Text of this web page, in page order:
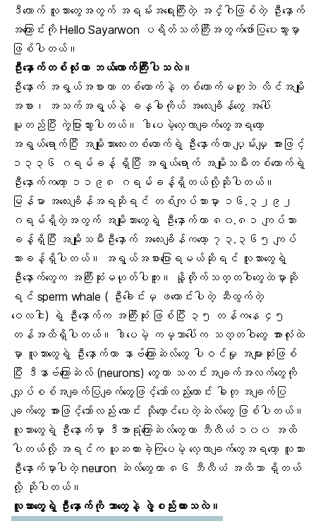
ဒီလောက် လူသားတွေအတွက် အရမ်းအရေးကြီးတဲ့ အင်္ဂါဖြစ်တဲ့ ဦးနှောက်
အကြောင်းကို Hello Sayarwon ပရိတ်သတ်ကြီးအတွက်ဖော်ပြပေးသွားမှာ
ဖြစ်ပါတယ်။
ဦးနှောက်တစ်လုံးဟာ ဘယ်လောက်ကြီးပါသလဲ။
ဦးနှောက် အရွယ်အစားဟာ တစ်ယောက်နဲ့ တစ်ယောက်မတူဘဲ လိင်အမျိုး
အစား၊ အသက်အရွယ်နဲ့ ခန္ဓါကိုယ် အလေးချိန်တွေ အပေါ်
မူတည်ပြီး ကွဲပြားသွားပါတယ်။ ဒါပေမဲ့လေ့လာချက်တွေအရတော့
အရွယ်ရောက်ပြီး အမျိုးသားလေးတစ်ယောက်ရဲ့ ဦးနှောက်ဟာ ပျှမ်းမျှ အားဖြင့်
၁၃၃၆ ဂရမ်ခန့် ရှိပြီး အရွယ်ရောက် အမျိုးသမီးတစ်ယောက်ရဲ့
ဦးနှောက်ကတော့ ၁၁၉၈ ဂရမ်ခန့်ရှိတယ်လို့ဆိုပါတယ်။
မြန်မာ အလေးချိန်အရဆိုရင် တစ်ကျပ်သားမှာ ၁၆.၃၂၉၂
ဂရမ်ရှိတဲ့အတွက် အမျိုးသားတွေရဲ့ ဦးနှောက်ဟာ ၈၀.၈၁ ကျပ်သား
ခန့်ရှိပြီး အမျိုးသမီးဦးနှောက် အလေးချိန်ကတော့ ၇၃.၃၆၅ ကျပ်
သားခန့်ရှိပါတယ်။ အရွယ်အစားပြောရမယ်ဆိုရင် လူသားတွေရဲ့
ဦးနှောက်တွေက အကြီးဆုံးမဟုတ်ပါဘူး။ နို့တိုက်သတ္တဝါတွေထဲမှာဆို
ရင် sperm whale ( ဦးခေါင်းမှ ဖယောင်းပါတဲ့ ဆီထွက်တဲ့
ဝေလငါး) ရဲ့ ဦးနှောက်က အကြီးဆုံး ဖြစ်ပြီး ၃၅ တန်ကနေ ၄၅
တန်အထိရှိပါတယ်။ ဒါပေမဲ့ ကမ္ဘာပေါ်က သတ္တဝါတွေ အားလုံးထဲ
မှာ လူသားတွေရဲ့ ဦးနှောက်ဟာ နာဗ်ကြောဆဲလ်တွေ ပါဝင်မှု အများဆုံးဖြစ်
ပြီး ဒီနာဗ်ကြောဆဲလ် (neurons) တွေဟာ သတင်းအချက်အလက်တွေကို
လျှပ်စစ်အချက်ပြချက်တွေဖြင့်သော်လည်းကောင်း ဓါတု အချက်ပြ
ချက်တွေ အားဖြင့်သော်လည်း ကောင်း သိုလှောင်ပေးတဲ့ဆဲလ်တွေ ဖြစ်ပါတယ်။
လူသားတွေရဲ့ ဦးနှောက်မှာ ဒီအာရုံကြောဆဲလ်တွေဟာ ဘီလီယံ ၁၀၀ အထိ
ပါတယ်လို့ အရင်က ယူဆထားခဲ့ကြပေမဲ့ လေ့လာချက်တွေအရတော့ လူသား
ဦးနှောက်မှာပါတဲ့ neuron ဆဲလ်တွေဟာ ၈၆ ဘီလီယံ အထိသာ ရှိတယ်
လို့ ဆိုပါတယ်။
လူသားတွေရဲ့ ဦးနှောက်ကို ဘာတွေနဲ့ ဖွဲ့စည်းထားသလဲ။